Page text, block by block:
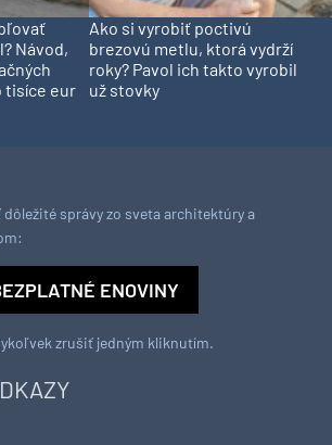
Návod,
tisíce eur
Ako si vyrobiť poctivú
brezovú metlu, ktorá vydrží
roky? Pavol ich takto vyrobil
už stovky
správy zo sveta architektúry a
ENOVINY
zrušiť jedným kliknutím.